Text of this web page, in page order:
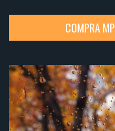
COMPRA